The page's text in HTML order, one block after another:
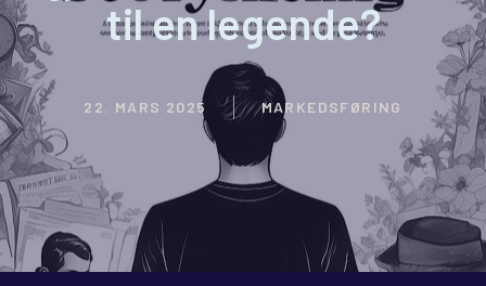
til en legende?
22. MARS 2025 MARKEDSFØRING